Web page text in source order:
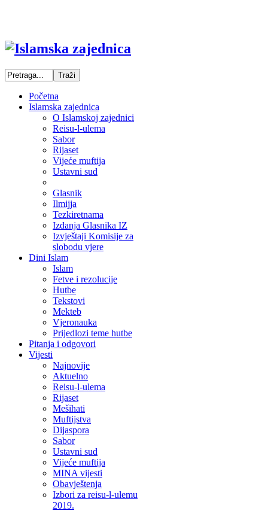
Početna
Islamska zajednica
O Islamskoj zajednici
Reisu-l-ulema
Sabor
Rijaset
Vijeće muftija
Ustavni sud
Glasnik
Ilmijja
Tezkiretnama
Izdanja Glasnika IZ
Izvještaji Komisije za
slobodu vjere
Dini Islam
Islam
Fetve i rezolucije
Hutbe
Tekstovi
Mekteb
Vjeronauka
Prijedlozi teme hutbe
Pitanja i odgovori
Vijesti
Najnovije
Aktuelno
Reisu-l-ulema
Rijaset
Mešihati
Muftijstva
Dijaspora
Sabor
Ustavni sud
Vijeće muftija
MINA vijesti
Obavještenja
Izbori za reisu-l-ulemu
2019.